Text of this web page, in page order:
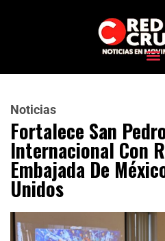
Noticias
Fortalece San
Internacional Con
Embajada De
Unidos